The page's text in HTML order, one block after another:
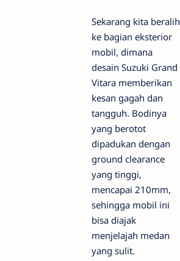
Sekarang kita beralih
ke bagian eksterior
mobil, dimana
desain Suzuki Grand
Vitara memberikan
kesan gagah dan
tangguh. Bodinya
yang berotot
dipadukan dengan
ground clearance
yang tinggi,
mencapai 210mm,
sehingga mobil ini
bisa diajak
menjelajah medan
yang sulit.